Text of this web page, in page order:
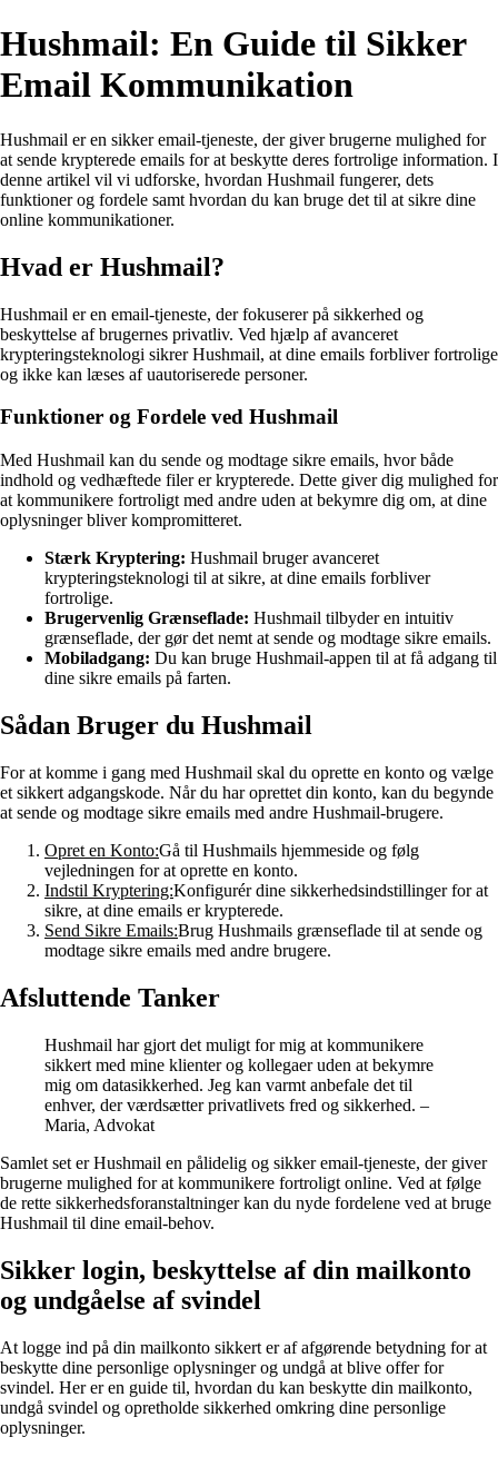
Hushmail: En Guide til Sikker
Email Kommunikation
Hushmail er en sikker email-tjeneste, der giver brugerne mulighed for
at sende krypterede emails for at beskytte deres fortrolige information. I
denne artikel vil vi udforske, hvordan Hushmail fungerer, dets
funktioner og fordele samt hvordan du kan bruge det til at sikre dine
online kommunikationer.
Hvad er Hushmail?
Hushmail er en email-tjeneste, der fokuserer på sikkerhed og
beskyttelse af brugernes privatliv. Ved hjælp af avanceret
krypteringsteknologi sikrer Hushmail, at dine emails forbliver fortrolige
og ikke kan læses af uautoriserede personer.
Funktioner og Fordele ved Hushmail
Med Hushmail kan du sende og modtage sikre emails, hvor både
indhold og vedhæftede filer er krypterede. Dette giver dig mulighed for
at kommunikere fortroligt med andre uden at bekymre dig om, at dine
oplysninger bliver kompromitteret.
Stærk Kryptering: Hushmail bruger avanceret
krypteringsteknologi til at sikre, at dine emails forbliver
fortrolige.
Brugervenlig Grænseflade: Hushmail tilbyder en intuitiv
grænseflade, der gør det nemt at sende og modtage sikre emails.
Mobiladgang: Du kan bruge Hushmail-appen til at få adgang til
dine sikre emails på farten.
Sådan Bruger du Hushmail
For at komme i gang med Hushmail skal du oprette en konto og vælge
et sikkert adgangskode. Når du har oprettet din konto, kan du begynde
at sende og modtage sikre emails med andre Hushmail-brugere.
Opret en Konto:Gå til Hushmails hjemmeside og følg
vejledningen for at oprette en konto.
Indstil Kryptering:Konfigurér dine sikkerhedsindstillinger for at
sikre, at dine emails er krypterede.
Send Sikre Emails:Brug Hushmails grænseflade til at sende og
modtage sikre emails med andre brugere.
Afsluttende Tanker
Hushmail har gjort det muligt for mig at kommunikere
sikkert med mine klienter og kollegaer uden at bekymre
mig om datasikkerhed. Jeg kan varmt anbefale det til
enhver, der værdsætter privatlivets fred og sikkerhed. –
Maria, Advokat
Samlet set er Hushmail en pålidelig og sikker email-tjeneste, der giver
brugerne mulighed for at kommunikere fortroligt online. Ved at følge
de rette sikkerhedsforanstaltninger kan du nyde fordelene ved at bruge
Hushmail til dine email-behov.
Sikker login, beskyttelse af din mailkonto
og undgåelse af svindel
At logge ind på din mailkonto sikkert er af afgørende betydning for at
beskytte dine personlige oplysninger og undgå at blive offer for
svindel. Her er en guide til, hvordan du kan beskytte din mailkonto,
undgå svindel og opretholde sikkerhed omkring dine personlige
oplysninger.